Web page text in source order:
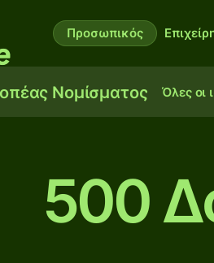
Προσωπικός
Νομίσματος Όλες οι
500